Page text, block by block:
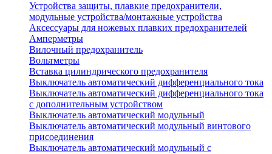
Устройства защиты, плавкие предохранители,
модульные устройства/монтажные устройства
Аксессуары для ножевых плавких предохранителей
Амперметры
Вилочный предохранитель
Вольтметры
Вставка цилиндрического предохранителя
Выключатель автоматический дифференциального тока
Выключатель автоматический дифференциального тока
с дополнительным устройством
Выключатель автоматический модульный
Выключатель автоматический модульный винтового
присоединения
Выключатель автоматический модульный с